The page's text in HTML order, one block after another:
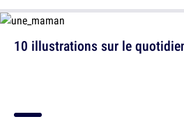
10 illustrations sur le